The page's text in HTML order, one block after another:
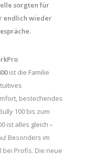
sorgten für
endlich wieder
ist die Familie
bestechendes
100 bis zum
ist alles gleich –
Besonders im
bei Profis. Die neue